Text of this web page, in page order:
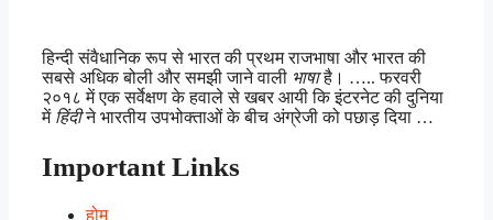
हिन्दी संवैधानिक रूप से भारत की प्रथम राजभाषा और भारत की
सबसे अधिक बोली और समझी जाने वाली भाषाहै। ….. फरवरी
२०१८ में एक सर्वेक्षण के हवाले से खबर आयी कि इंटरनेट की दुनिया
में हिंदीने भारतीय उपभोक्ताओं के बीच अंग्रेजी को पछाड़ दिया …
Important Links
होम